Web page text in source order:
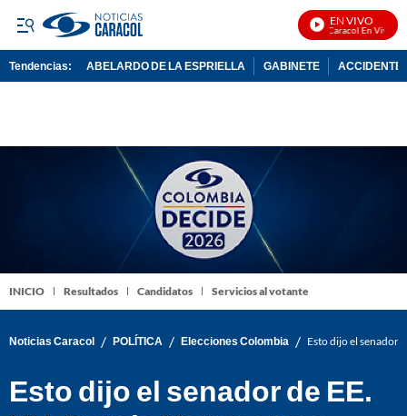
EN VIVO
Noticias Caracol En Vivo
Tendencias: ABELARDO DE LA ESPRIELLA GABINETE ACCIDENTE
INICIO Resultados Candidatos Servicios al votante
Noticias Caracol / POLÍTICA / Elecciones Colombia / Esto dijo el senador
Esto dijo el senador de EE.